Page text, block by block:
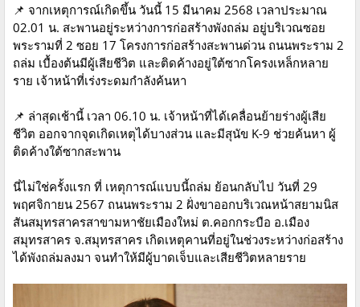
📌 จากเหตุการณ์เกิดขึ้น วันนี้ 15 มีนาคม 2568 เวลาประมาณ
02.01 น. สะพานอยู่ระหว่างการก่อสร้างพังถล่ม อยู่บริเวณซอย
พระรามที่ 2 ซอย 17 โครงการก่อสร้างสะพานด่วน ถนนพระราม 2
ถล่ม เบื้องต้นมีผู้เสียชีวิต และติดค้างอยู่ใต้ซากโครงเหล็กหลาย
ราย เจ้าหน้าที่เร่งระดมกำลังค้นหา
📌 ล่าสุดเช้านี้ เวลา 06.10 น. เจ้าหน้าที่ได้เคลื่อนย้ายร่างผู้เสีย
ชีวิต ออกจากจุดเกิดเหตุได้บางส่วน และมีสุนัข K-9 ช่วยค้นหา ผู้
ติดค้างใต้ซากสะพาน
นี่ไม่ใช่ครั้งแรก ที่ เหตุการณ์แบบนี้ถล่ม ย้อนกลับไป วันที่ 29
พฤศจิกายน 2567 ถนนพระราม 2 ฝั่งขาออกบริเวณหน้าสยามนิส
สันสมุทรสาครสาขามหาชัยเมืองใหม่ ต.คอกกระบือ อ.เมือง
สมุทรสาคร จ.สมุทรสาคร เกิดเหตุคานที่อยู่ในช่วงระหว่างก่อสร้าง
ได้พังถล่มลงมา จนทำให้มีผู้บาดเจ็บและเสียชีวิตหลายราย